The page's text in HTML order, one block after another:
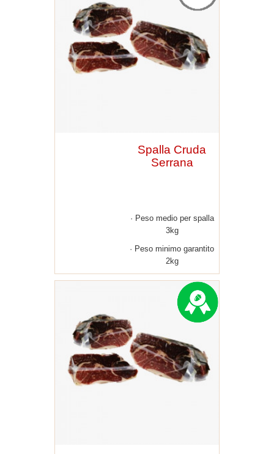
Spalla Cruda
Serrana
Peso medio per spalla
3kg
Peso minimo garantito
2kg